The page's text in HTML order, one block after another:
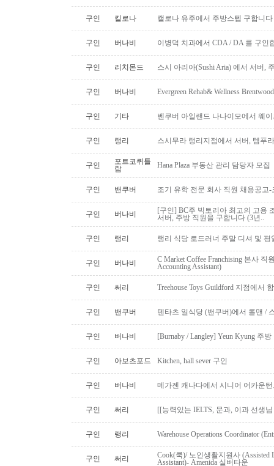
구인 킬로나 캘로나 유주에서 주방스텝 구합니다
구인 버나비 이병덕 치과에서 CDA / DA 를 구인
구인 리치몬드 스시 아리아(Sushi Aria) 에서 서버,
구인 버나비 Evergreen Rehab& Wellness
구인 기타 벤쿠버 아일랜드 나나이모에서 웨
구인 랭리 스시무라 랭리지점에서 서버, 템푸
구인
포트코퀴틀
람
Hana Plaza 부동산 관리 담당자 모집
구인 밴쿠버 조기 유학 전문 회사 직원 채용공고
구인 버나비
[구인] BC주 빅토리아 최고의 고용
서버, 주방 직원을 구합니다 (3년..
구인 랭리 랭리 식당 로드러너 주말 디셔 및
구인 버나비
C Market Coffee Franchising 본사 직
Accounting Assistant)
구인 써리 Treehouse Toys Guildford 지점에서
구인 밴쿠버 텐타츠 일식당 (밴쿠버)에서 롤맨 /
구인 버나비 [Burnaby / Langley] Yeun Kyung 주
구인 아보츠포드 Kitchen, hall sever 구인
구인 버나비 메가젠 캐나다에서 시니어 어카운
구인 써리 [[능력있는 IELTS, 문과, 이과 선생
구인 랭리 Warehouse Operations Coordinator
구인 써리
Cook(쿡)/ 노인생활지원사 (Assisted
Assistant)- Amenida 실버타운